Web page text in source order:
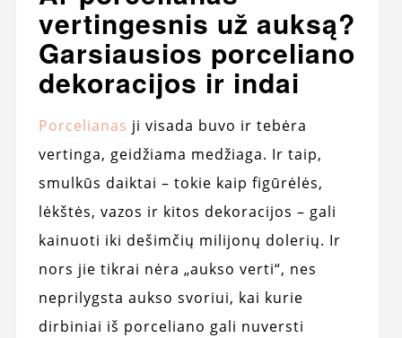
vertingesnis už auksą?
Garsiausios porceliano
dekoracijos ir indai
Porcelianas ji visada buvo ir tebėra
vertinga, geidžiama medžiaga. Ir taip,
smulkūs daiktai – tokie kaip figūrėlės,
lėkštės, vazos ir kitos dekoracijos – gali
kainuoti iki dešimčių milijonų dolerių. Ir
nors jie tikrai nėra „aukso verti“, nes
neprilygsta aukso svoriui, kai kurie
dirbiniai iš porceliano gali nuversti